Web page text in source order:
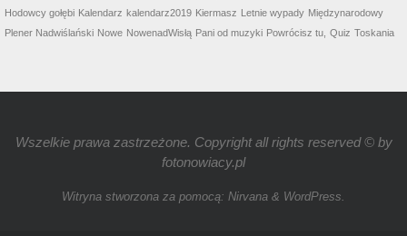
Hodowcy gołębi Kalendarz kalendarz2019 Kiermasz Letnie wypady Międzynarodowy
Plener Nadwiślański Nowe NowenadWisłą Pani od muzyki Powrócisz tu, Quiz Toskania
Wszelkie prawa zastrzeżone. Copyright all rights reserved © by
fotonowiacy.pl
Witryna stworzona za pomocą: Nirvana & WordPress.